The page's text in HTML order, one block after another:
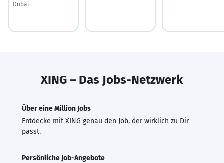
Dubai
XING – Das Jobs-Netzwerk
Über eine Million Jobs
Entdecke mit XING genau den Job, der wirklich zu Dir
passt.
Persönliche Job-Angebote